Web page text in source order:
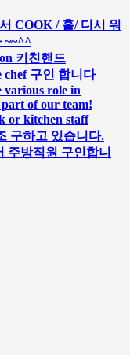
COOK / 홀/ 디시 워
~~^^
키친핸드
chef 구인 합니다
various role in
of our team!
or kitchen staff
구하고 있습니다.
주방직원 구인합니